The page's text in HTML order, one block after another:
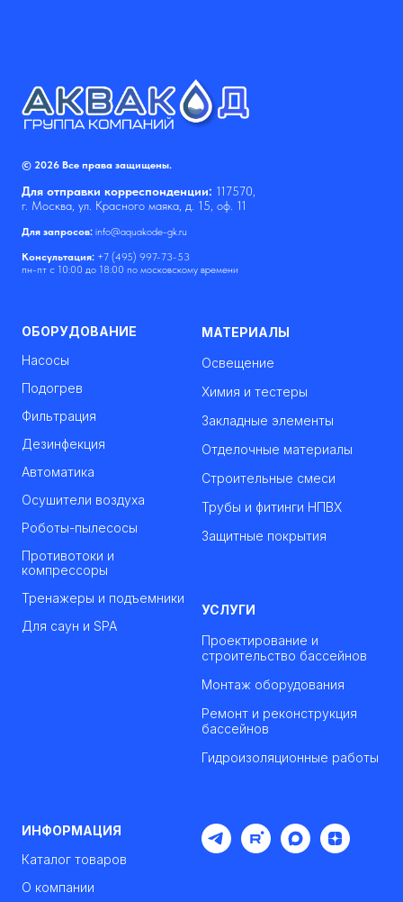
© 2026 Все права защищены.
Для отправки корреспонденции: 117570,
г. Москва, ул. Красного маяка, д. 15, оф. 11
Для запросов: info@aquakode-gk.ru
Консультация: +7 (495) 997-73-53
пн-пт с 10:00 до 18:00 по московскому времени
ОБОРУДОВАНИЕ
Насосы
Подогрев
Фильтрация
Дезинфекция
Автоматика
Осушители воздуха
Роботы-пылесосы
Противотоки и
компрессоры
Тренажеры и подъемники
Для саун и SPA
МАТЕРИАЛЫ
Освещение
Химия и тестеры
Закладные элементы
Отделочные материалы
Строительные смеси
Трубы и фитинги НПВХ
Защитные покрытия
УСЛУГИ
Проектирование и
строительство бассейнов
Монтаж оборудования
Ремонт и реконструкция
бассейнов
Гидроизоляционные работы
ИНФОРМАЦИЯ
Каталог товаров
О компании